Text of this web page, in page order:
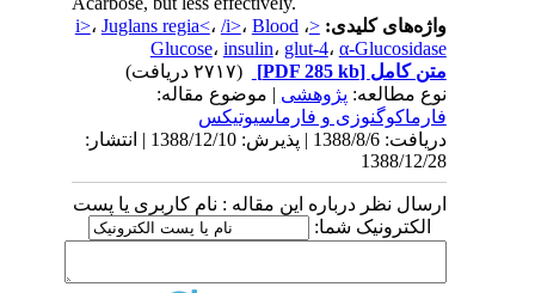
واژه‌های کلیدی:<، i>،Juglans regia<، /i>،Blood
Glucose،insulin،glut-4،α-Glucosidase
متن کامل[PDF 285 kb]
(۲۷۱۷ دریافت)
نوع مطالعه:پژوهشی| موضوع مقاله:
فارماكوگنوزی و فارماسيوتيكس
دریافت: 1388/8/6 | پذیرش: 1388/12/10 | انتشار:
1388/12/28
ارسال نظر درباره این مقاله : نام کاربری یا پست
الکترونیک شما: